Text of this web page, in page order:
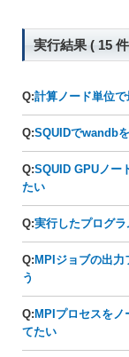
実行結果 ( 15
Q:計算ノード単位
Q:SQUIDでwandb
Q:SQUID GPUノー
たい
Q:実行したプログ
Q: MPIジョブの出力
う
Q: MPIプロセスを
てたい